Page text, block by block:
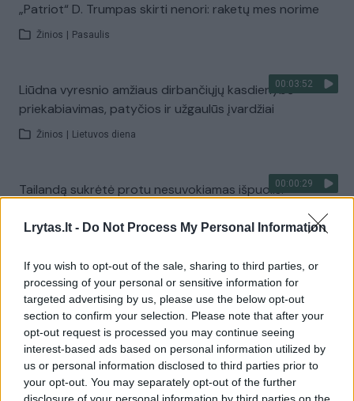
Lrytas.lt - Do Not Process My Personal Information
If you wish to opt-out of the sale, sharing to third parties, or
processing of your personal or sensitive information for
targeted advertising by us, please use the below opt-out
section to confirm your selection. Please note that after your
opt-out request is processed you may continue seeing
interest-based ads based on personal information utilized by
us or personal information disclosed to third parties prior to
your opt-out. You may separately opt-out of the further
„Patriot“ D. Trumpas skirti nenori: raketų mes norime
Žinios Pasaulis
00:03:52
Liūdna vyresnio amžiaus dirbančiųjų kasdienybė –
priekabiavimas, patyčios ir užgaulūs įvardžiai
Žinios Lietuvos diena
00:00:29
Tailandą sukrėtė protu nesuvokiamas išpuolis:
Žinios | Pasaulis
Visi įrašai
Žiūrimiausi įrašai